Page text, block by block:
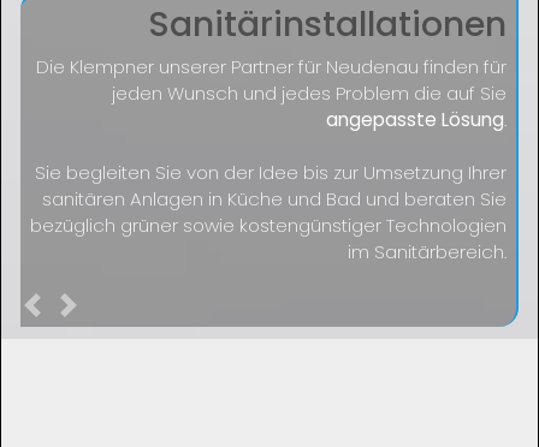
Sanitärinstallationen
Die Klempner unserer Partner für Neudenau finden für
jeden Wunsch und jedes Problem die auf Sie
angepasste Lösung.
Sie begleiten Sie von der Idee bis zur Umsetzung Ihrer
sanitären Anlagen in Küche und Bad und beraten Sie
bezüglich grüner sowie kostengünstiger Technologien
im Sanitärbereich.
Previous